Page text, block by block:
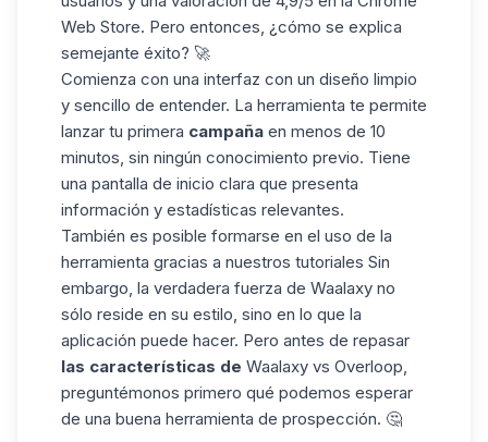
Web Store. Pero entonces, ¿cómo se explica
semejante éxito? 🚀
Comienza con una interfaz con un diseño limpio
y sencillo de entender. La herramienta te permite
lanzar tu primera campaña en menos de 10
minutos, sin ningún conocimiento previo. Tiene
una pantalla de inicio clara que presenta
información y estadísticas relevantes.
También es posible formarse en el uso de la
herramienta gracias a nuestros tutoriales Sin
embargo, la verdadera fuerza de Waalaxy no
sólo reside en su estilo, sino en lo que la
aplicación puede hacer. Pero antes de repasar
las características de Waalaxy vs Overloop,
preguntémonos primero qué podemos esperar
de una buena herramienta de prospección. 🤔